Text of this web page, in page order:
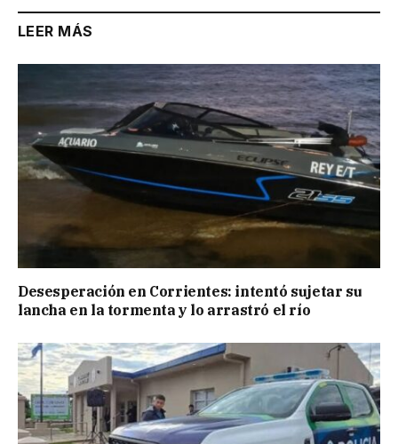
LEER MÁS
Desesperación en Corrientes: intentó sujetar su
lancha en la tormenta y lo arrastró el río